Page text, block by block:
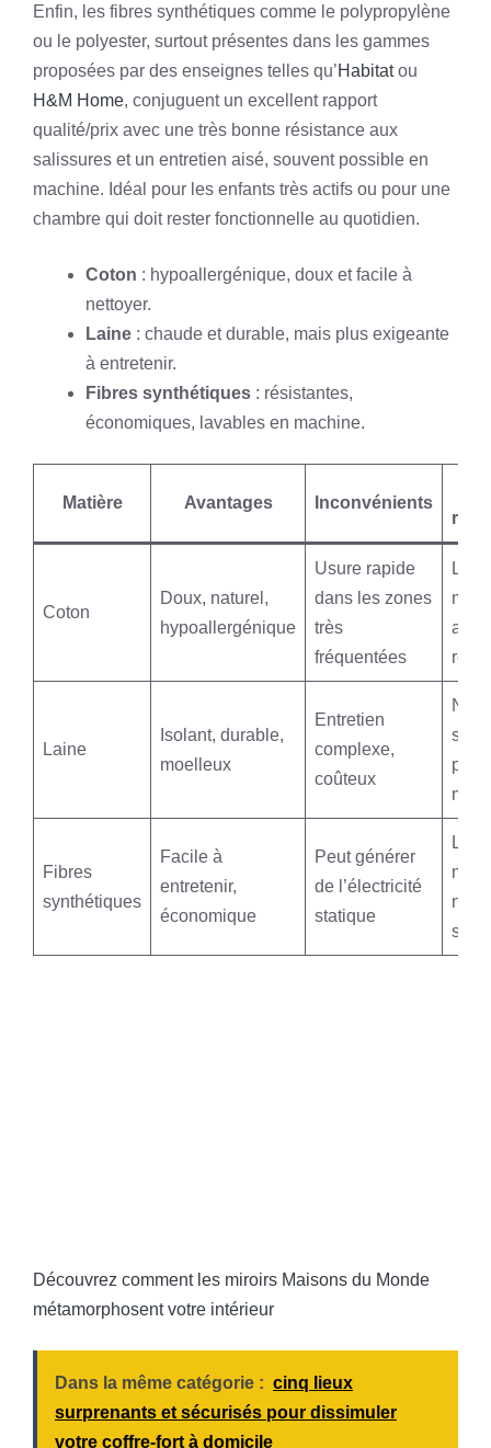
Enfin, les fibres synthétiques comme le polypropylène
ou le polyester, surtout présentes dans les gammes
proposées par des enseignes telles qu’Habitatou
H&M Home, conjuguent un excellent rapport
qualité/prix avec une très bonne résistance aux
salissures et un entretien aisé, souvent possible en
machine. Idéal pour les enfants très actifs ou pour une
chambre qui doit rester fonctionnelle au quotidien.
Coton : hypoallergénique, doux et facile à
nettoyer.
Laine : chaude et durable, mais plus exigeante
à entretenir.
Fibres synthétiques : résistantes,
économiques, lavables en machine.
Matière Avantages Inconvénients
Coton
Doux, naturel,
hypoallergénique
Usure rapide
dans les zones
très
fréquentées
Laine
Isolant, durable,
moelleux
Entretien
complexe,
coûteux
sec,
main
Fibres
synthétiques
Facile à
entretenir,
économique
Peut générer
de l’électricité
statique
sec
Découvrez comment les miroirs Maisons du Monde
métamorphosent votre intérieur
Dans la même catégorie : cinq lieux
surprenants et sécurisés pour dissimuler
votre coffre-fort à domicile